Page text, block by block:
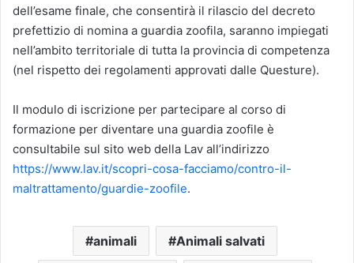
dell’esame finale, che consentirà il rilascio del decreto
prefettizio di nomina a guardia zoofila, saranno impiegati
nell’ambito territoriale di tutta la provincia di competenza
(nel rispetto dei regolamenti approvati dalle Questure).
Il modulo di iscrizione per partecipare al corso di
formazione per diventare una guardia zoofile è
consultabile sul sito web della Lav all’indirizzo
https://www.lav.it/scopri-cosa-facciamo/contro-il-
maltrattamento/guardie-zoofile.
animali Animali salvati